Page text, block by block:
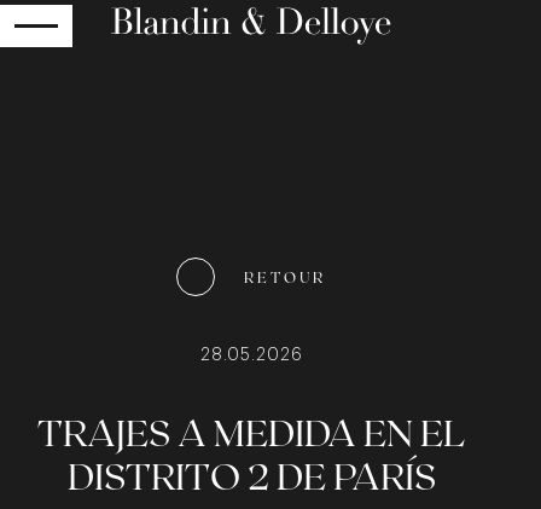
RETOUR
28.05.2026
TRAJES A MEDIDA EN EL
DISTRITO 2 DE PARÍS